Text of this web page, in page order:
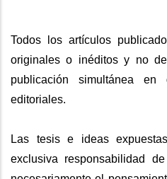
Todos los artículos
originales o inéditos y no
publicación simultánea
editoriales.
Las tesis e ideas
exclusiva responsabilidad